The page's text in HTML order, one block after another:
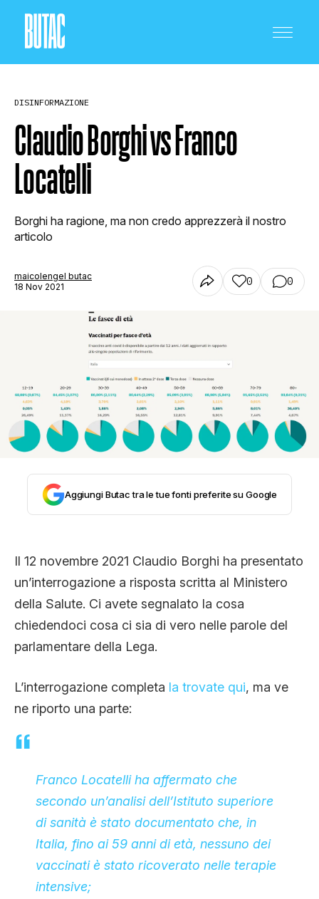
CRONACA E POLITICA
SCIENZA E TECNOLOGIA
SALUTE E MEDICINA
STORIA E CITAZIONI
INTRATTENIMENTO
COMPLOTTI, LEGGENDE URBANE ED
EVERGREEN
TRUFFE E SOCIAL NETWORK
CLIMA ED ENERGIA
CONTATTI
DISINFORMAZIONE
Claudio Borghi vs Franco
Locatelli
Borghi ha ragione, ma non credo apprezzerà il nostro
articolo
maicolengel butac
18 Nov 2021
0 0
Aggiungi Butac tra le tue fonti preferite su Google
Il 12 novembre 2021 Claudio Borghi ha presentato
un’interrogazione a risposta scritta al Ministero
della Salute. Ci avete segnalato la cosa
chiedendoci cosa ci sia di vero nelle parole del
parlamentare della Lega.
L’interrogazione completa la trovate qui, ma ve
ne riporto una parte:
Franco Locatelli ha affermato che
secondo un’analisi dell’Istituto superiore
di sanità è stato documentato che, in
Italia, fino ai 59 anni di età, nessuno dei
vaccinati è stato ricoverato nelle terapie
intensive;